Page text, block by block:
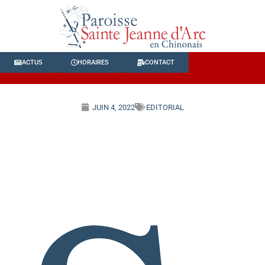
ACTUS HORAIRES CONTACT
JUIN 4, 2022 EDITORIAL